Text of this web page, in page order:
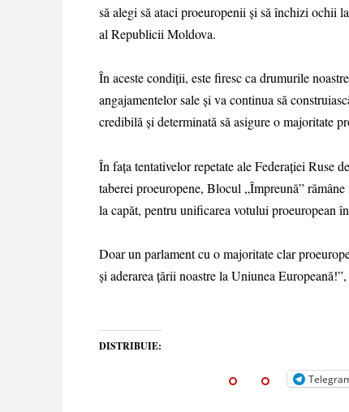
să alegi să ataci proeuropenii și să închizi ochii
al Republicii Moldova.
În aceste condiții, este firesc ca drumurile
angajamentelor sale și va continua să
credibilă și determinată să asigure o majoritate
În fața tentativelor repetate ale Federației Ruse
taberei proeuropene, Blocul „Împreună”
la capăt, pentru unificarea votului proeuropean
Doar un parlament cu o majoritate clar
și aderarea țării noastre la Uniunea
DISTRIBUIE: